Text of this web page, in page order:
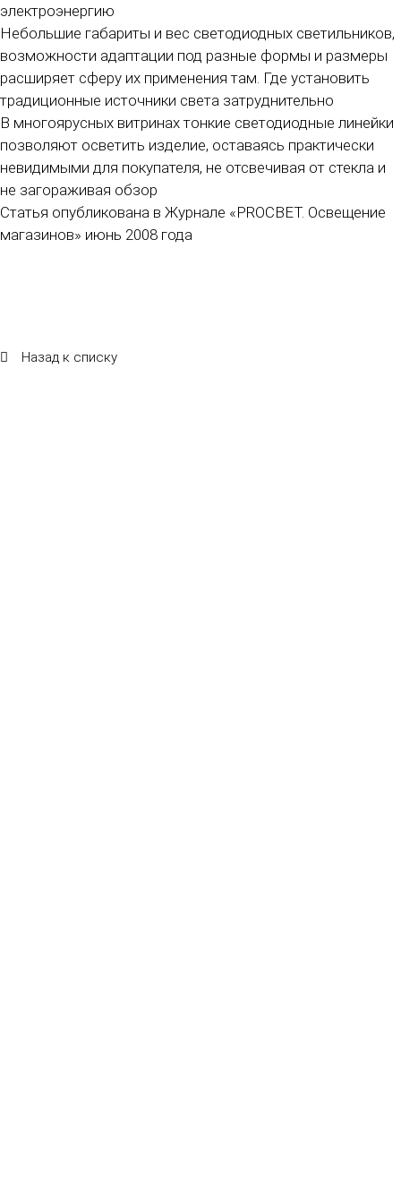
электроэнергию
Небольшие габариты и вес светодиодных светильников,
возможности адаптации под разные формы и размеры
расширяет сферу их применения там. Где установить
традиционные источники света затруднительно
В многоярусных витринах тонкие светодиодные линейки
позволяют осветить изделие, оставаясь практически
невидимыми для покупателя, не отсвечивая от стекла и
не загораживая обзор
Статья опубликована в Журнале «PROCBET. Освещение
магазинов» июнь 2008 года
Назад к списку